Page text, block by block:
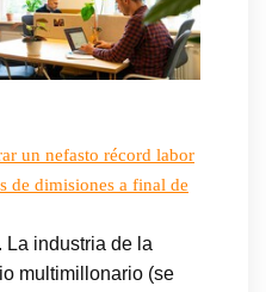
un nefasto récord labor
de dimisiones a final de
. La industria de la
multimillonario (se